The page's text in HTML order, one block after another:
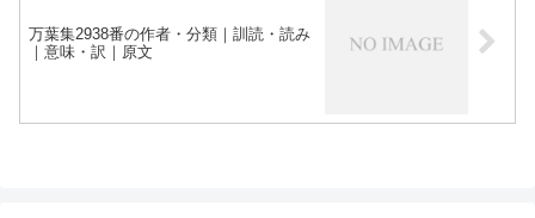
万葉集2938番の作者・分類｜訓読・読み
｜意味・訳｜原文